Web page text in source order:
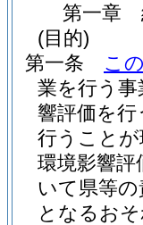
第一章
(目的)
第一条
こ
業を行う
響評価を
行うこと
環境影響
いて県等
となるお